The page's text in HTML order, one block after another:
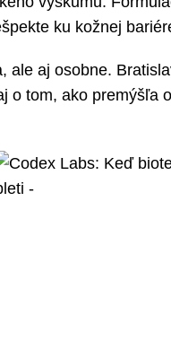
ku kožnej
ale aj osobne.
o tom, ako premýšľa